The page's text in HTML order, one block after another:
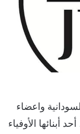
واعضاء
أبنائها الأوفياء